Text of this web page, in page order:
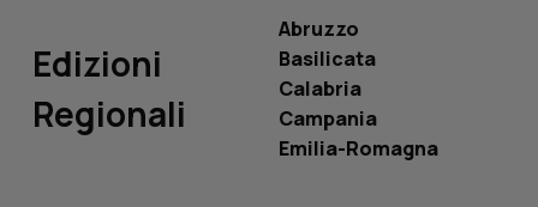
Edizioni
Regionali
Abruzzo
Basilicata
Calabria
Campania
Emilia-Romagna